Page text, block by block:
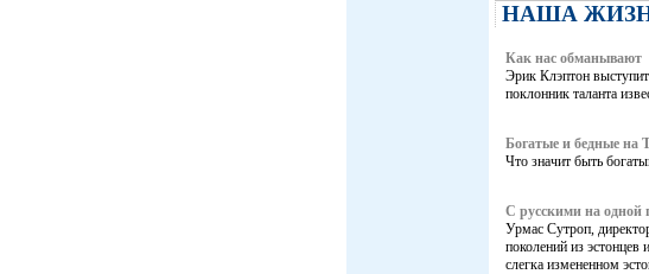
НАША
Как нас обманывают
Эрик Клэптон
поклонник таланта
Богатые и бедные на
Что значит быть
С русскими на одной
Урмас Сутроп,
поколений из эстонцев
слегка измененном